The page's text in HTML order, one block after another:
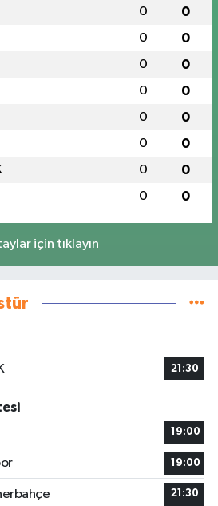
0 0
0 0
0 0
0 0
0 0
0 0
0 0
0 0
için tıklayın
21:30
19:00
19:00
21:30